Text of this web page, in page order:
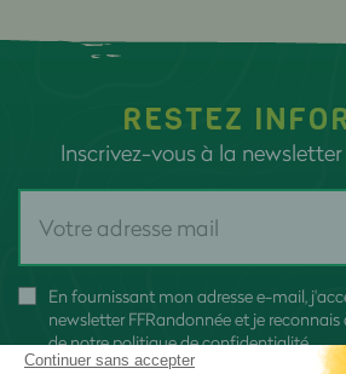
RESTEZ
Inscrivez-vous à la
En fournissant mon adresse e-mail,
newsletter FFRandonnée et je
denotre politique de confidentialité
Continuer sans accepter